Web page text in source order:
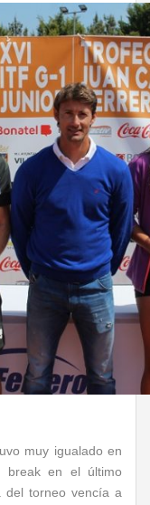
muy igualado en
break en el último
del torneo vencía a